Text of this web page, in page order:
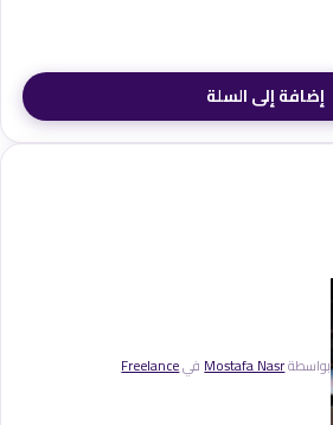
إضافة إلى السلة
بواسطةMostafa NasrفيFreelance